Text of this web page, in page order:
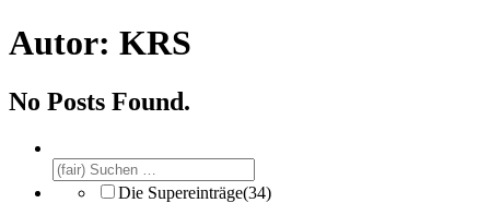
Autor: KRS
No Posts Found.
Die Supereinträge(34)